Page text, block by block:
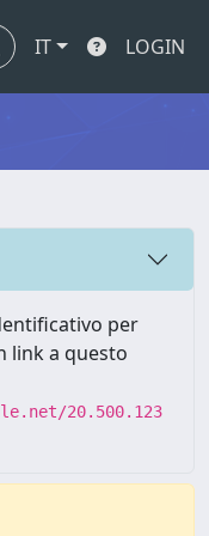
IT LOGIN
per
link a questo
20.500.123